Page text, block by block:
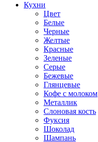
Кухни
Цвет
Белые
Черные
Желтые
Красные
Зеленые
Серые
Бежевые
Глянцевые
Кофе с молоком
Металлик
Слоновая кость
Фуксия
Шоколад
Шампань